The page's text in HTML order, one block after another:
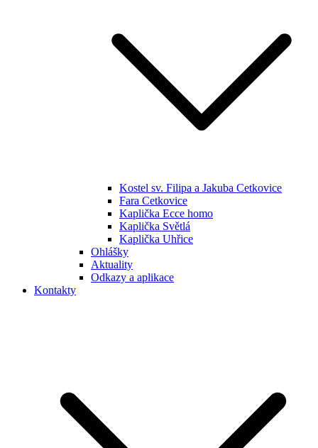
Kostel sv. Filipa a Jakuba Cetkovice
Fara Cetkovice
Kaplička Ecce homo
Kaplička Světlá
Kaplička Uhřice
Ohlášky
Aktuality
Odkazy a aplikace
Kontakty